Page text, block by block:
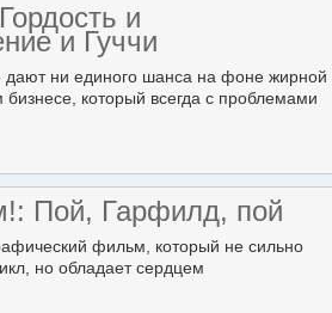
и
и Гуччи
дают ни единого шанса на фоне жирной
который всегда с проблемами
Пой, Гарфилд, пой
фильм, который не сильно
но обладает сердцем